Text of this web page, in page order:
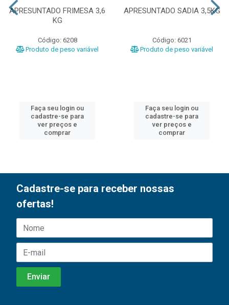
APRESUNTADO FRIMESA 3,6
KG
Código: 6208
Produto de peso variável
Faça seu login ou
cadastre-se para
ver preços e
comprar
APRESUNTADO SADIA 3,5KG
Código: 6021
Produto de peso variável
Faça seu login ou
cadastre-se para
ver preços e
comprar
Cadastre-se para receber nossas
ofertas!